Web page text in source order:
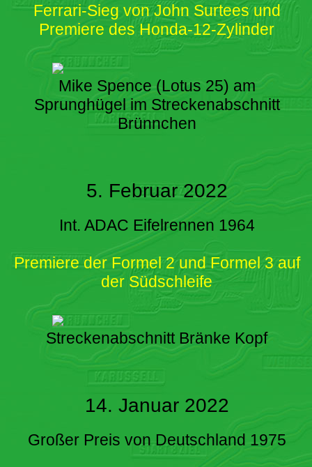
Ferrari-Sieg von John Surtees und
Premiere des Honda-12-Zylinder
Mike Spence (Lotus 25) am
Sprunghügel im Streckenabschnitt
Brünnchen
5. Februar 2022
Int. ADAC Eifelrennen 1964
Premiere der Formel 2 und Formel 3 auf
der Südschleife
Streckenabschnitt Bränke Kopf
14. Januar 2022
Großer Preis von Deutschland 1975